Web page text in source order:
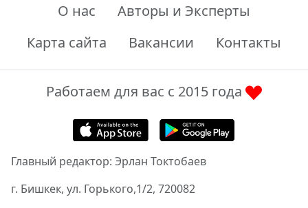
О нас
Авторы и Эксперты
Карта сайта
Вакансии Контакты
Работаем для вас с 2015 года
Главный редактор: Эрлан Токтобаев
г. Бишкек, ул. Горького,1/2, 720082